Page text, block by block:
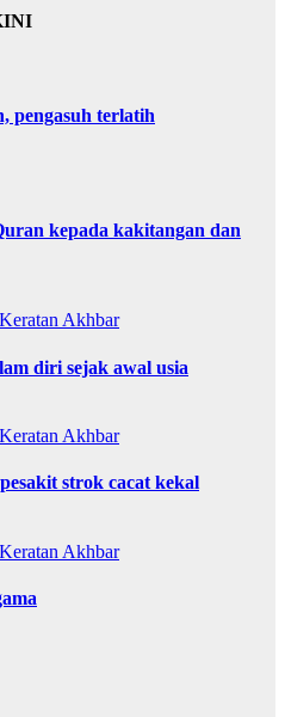
pengasuh terlatih
kepada kakitangan dan
Keratan Akhbar
diri sejak awal usia
Keratan Akhbar
strok cacat kekal
Keratan Akhbar